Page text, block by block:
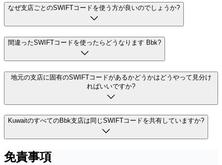
なぜ支店ごとのSWIFTコードを使う方が良いのでしょうか?
間違ったSWIFTコードを使ったらどうなります Bbk?
地元の支店に固有のSWIFTコードがあるかどうかはどうやって見分け
ればいいですか?
KuwaitのすべてのBbk支店は同じSWIFTコードを共有していますか?
免責事項